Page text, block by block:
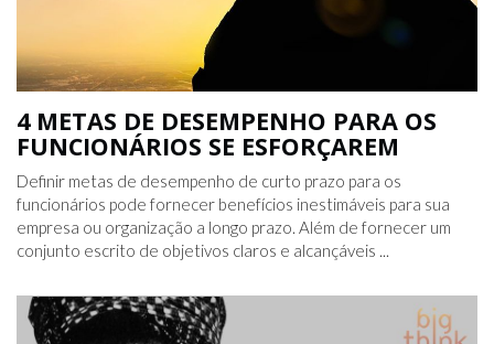
4 METAS DE DESEMPENHO PARA OS
FUNCIONÁRIOS SE ESFORÇAREM
Definir metas de desempenho de curto prazo para os
funcionários pode fornecer benefícios inestimáveis ​​para sua
empresa ou organização a longo prazo. Além de fornecer um
conjunto escrito de objetivos claros e alcançáveis ​​...